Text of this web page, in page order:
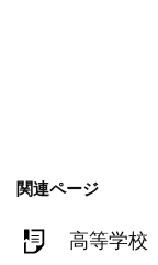
関連ページ
高等学校